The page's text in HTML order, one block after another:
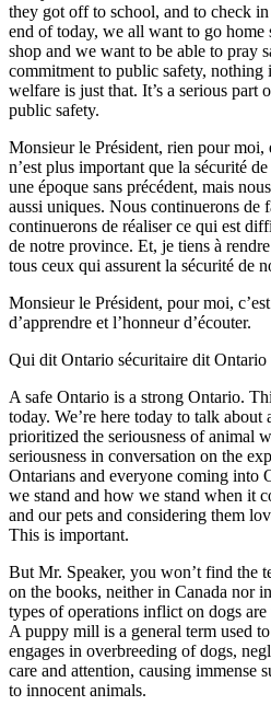
they got off to school, and to check
end of today, we all want to go home
shop and we want to be able to pray
commitment to public safety, nothing
welfare is just that. It’s a serious part
public safety.
Monsieur le Président, rien pour moi,
n’est plus important que la sécurité
une époque sans précédent, mais
aussi uniques. Nous continuerons de
continuerons de réaliser ce qui est
de notre province. Et, je tiens à
tous ceux qui assurent la sécurité de
Monsieur le Président, pour moi,
d’apprendre et l’honneur d’écouter.
Qui dit Ontario sécuritaire dit Ontario
A safe Ontario is a strong Ontario.
today. We’re here today to talk about
prioritized the seriousness of animal
seriousness in conversation on the
Ontarians and everyone coming into
we stand and how we stand when it
and our pets and considering them
This is important.
But Mr. Speaker, you won’t find the
on the books, neither in Canada nor
types of operations inflict on dogs
A puppy mill is a general term used
engages in overbreeding of dogs,
care and attention, causing immense
to innocent animals.